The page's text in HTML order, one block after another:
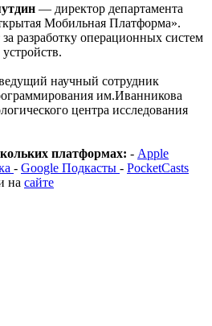
— директор департамента
Мобильная Платформа».
разработку операционных систем
научный сотрудник
им.Иванникова
центра исследования
платформах: - Apple
- Google Подкасты - PocketCasts
на сайте